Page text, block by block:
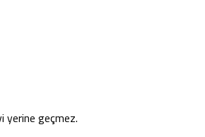
yerine geçmez.